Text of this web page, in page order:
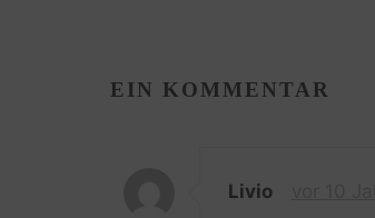
EIN KOMMENTAR
Livio